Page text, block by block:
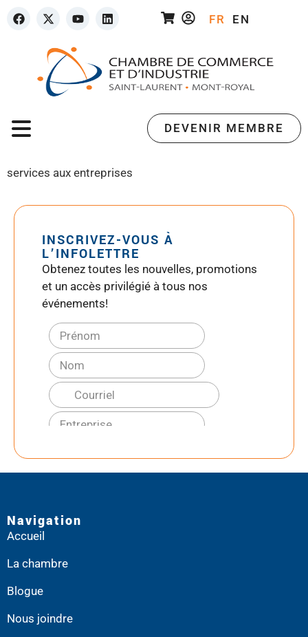
FR EN
DEVENIR MEMBRE
services aux entreprises
INSCRIVEZ-VOUS À
L’INFOLETTRE
Obtenez toutes les nouvelles, promotions
et un accès privilégié à tous nos
événements!
Navigation
Accueil
La chambre
Blogue
Nous joindre